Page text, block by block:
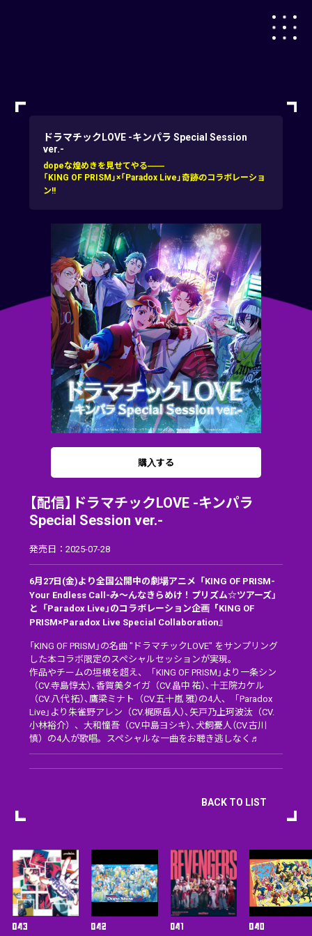
ドラマチックLOVE -キンパラ Special Session
ver.-
dopeな煌めきを見せてやる――
「KING OF PRISM」×「Paradox Live」奇跡のコラボレーショ
ン!!
購入する
【配信】ドラマチックLOVE -キンパラ
Special Session ver.-
発売日：2025-07-28
6月27日(金)より全国公開中の劇場アニメ「KING OF PRISM-
Your Endless Call-み～んなきらめけ！プリズム☆ツアーズ」
と「Paradox Live」のコラボレーション企画『KING OF
PRISM×Paradox Live Special Collaboration』
「KING OF PRISM」の名曲 "ドラマチックLOVE" をサンプリング
した本コラボ限定のスペシャルセッションが実現。
作品やチームの垣根を超え、「KING OF PRISM」より一条シン
（CV.寺島惇太）、香賀美タイガ（CV.畠中 祐）、十王院カケル
（CV.八代 拓）、鷹梁ミナト（CV.五十嵐 雅）の4人、「Paradox
Live」より朱雀野アレン（CV.梶原岳人）、矢戸乃上珂波汰（CV.
小林裕介）、大和憧吾（CV.中島ヨシキ）、犬飼憂人（CV.古川
慎）の4人が歌唱。スペシャルな一曲をお聴き逃しなく♬
BACK TO LIST